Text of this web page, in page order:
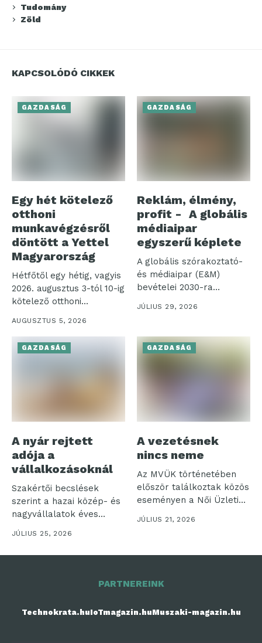
Tudomány
Zöld
KAPCSOLÓDÓ CIKKEK
GAZDASÁG
Egy hét kötelező
otthoni
munkavégzésről
döntött a Yettel
Magyarország
Hétfőtől egy hétig, vagyis
2026. augusztus 3-tól 10-ig
kötelező otthoni
AUGUSZTUS 5, 2026
GAZDASÁG
Reklám, élmény,
profit - A globális
médiaipar
egyszerű képlete
A globális szórakoztató-
és médiaipar (E&M)
bevételei 2030-ra
elérhetik a 4,2 ezer...
JÚLIUS 29, 2026
GAZDASÁG
A nyár rejtett
adója a
vállalkozásoknál
Szakértői becslések
szerint a hazai közép- és
nagyvállalatok éves
JÚLIUS 25, 2026
GAZDASÁG
A vezetésnek
nincs neme
Az MVÜK történetében
először találkoztak közös
eseményen a Női Üzleti
JÚLIUS 21, 2026
PARTNEREINK
Technokrata.huIoTmagazin.huMuszaki-magazin.hu